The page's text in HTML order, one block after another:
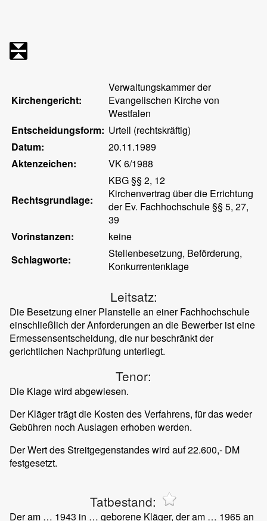
Kirchengericht:
Verwaltungskammer der
Evangelischen Kirche von
Westfalen
Entscheidungsform: Urteil (rechtskräftig)
Datum:
20.11.1989
Aktenzeichen:
VK 6/1988
Rechtsgrundlage:
KBG §§ 2, 12
Kirchenvertrag über die Errichtung
der Ev. Fachhochschule §§ 5, 27,
39
Vorinstanzen:
keine
Schlagworte:
Stellenbesetzung, Beförderung,
Konkurrentenklage
Leitsatz:
Die Besetzung einer Planstelle an einer Fachhochschule
einschließlich der Anforderungen an die Bewerber ist eine
Ermessensentscheidung, die nur beschränkt der
gerichtlichen Nachprüfung unterliegt.
Tenor:
Die Klage wird abgewiesen.
Der Kläger trägt die Kosten des Verfahrens, für das weder
Gebühren noch Auslagen erhoben werden.
Der Wert des Streitgegenstandes wird auf 22.600,- DM
festgesetzt.
Tatbestand:
Der am … 1943 in … geborene Kläger, der am … 1965 an